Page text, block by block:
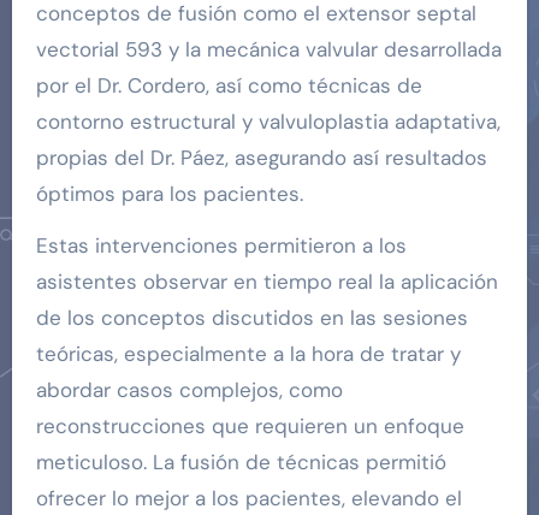
conceptos de fusión como el extensor septal
vectorial 593 y la mecánica valvular desarrollada
por el Dr. Cordero, así como técnicas de
contorno estructural y valvuloplastia adaptativa,
propias del Dr. Páez, asegurando así resultados
óptimos para los pacientes.
Estas intervenciones permitieron a los
asistentes observar en tiempo real la aplicación
de los conceptos discutidos en las sesiones
teóricas, especialmente a la hora de tratar y
abordar casos complejos, como
reconstrucciones que requieren un enfoque
meticuloso. La fusión de técnicas permitió
ofrecer lo mejor a los pacientes, elevando el